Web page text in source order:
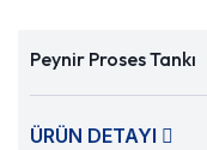
Peynir Proses Tankı
ÜRÜN DETAYI